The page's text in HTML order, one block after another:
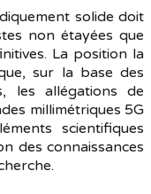
solide doit
non étayées que
La position la
sur la base des
les allégations de
millimétriques 5G
scientifiques
des connaissances